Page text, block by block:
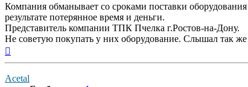
Компания обманывает со сроками поставки
результате потерянное время и деньги.
Представитель компании ТПК Пчелка г.Ростов-на-Дону.
Не советую покупать у них оборудование. Слышал так же
Acetal